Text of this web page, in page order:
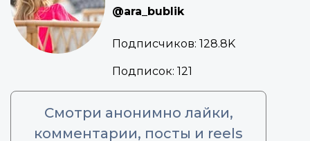
@ara_bublik
Подписчиков: 128.8K
Подписок: 121
Смотри анонимно лайки,
комментарии, посты и reels